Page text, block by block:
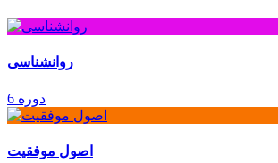
روانشناسی
6 دوره
اصول موفقیت